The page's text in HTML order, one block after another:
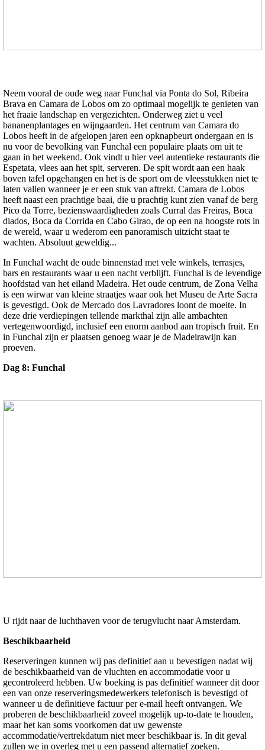
Neem vooral de oude weg naar Funchal via Ponta do Sol, Ribeira
Brava en Camara de Lobos om zo optimaal mogelijk te genieten van
het fraaie landschap en vergezichten. Onderweg ziet u veel
bananenplantages en wijngaarden. Het centrum van Camara do
Lobos heeft in de afgelopen jaren een opknapbeurt ondergaan en is
nu voor de bevolking van Funchal een populaire plaats om uit te
gaan in het weekend. Ook vindt u hier veel autentieke restaurants die
Espetata, vlees aan het spit, serveren. De spit wordt aan een haak
boven tafel opgehangen en het is de sport om de vleesstukken niet te
laten vallen wanneer je er een stuk van aftrekt. Camara de Lobos
heeft naast een prachtige baai, die u prachtig kunt zien vanaf de berg
Pico da Torre, bezienswaardigheden zoals Curral das Freiras, Boca
diados, Boca da Corrida en Cabo Girao, de op een na hoogste rots in
de wereld, waar u wederom een panoramisch uitzicht staat te
wachten. Absoluut geweldig...
In Funchal wacht de oude binnenstad met vele winkels, terrasjes,
bars en restaurants waar u een nacht verblijft. Funchal is de levendige
hoofdstad van het eiland Madeira. Het oude centrum, de Zona Velha
is een wirwar van kleine straatjes waar ook het Museu de Arte Sacra
is gevestigd. Ook de Mercado dos Lavradores loont de moeite. In
deze drie verdiepingen tellende markthal zijn alle ambachten
vertegenwoordigd, inclusief een enorm aanbod aan tropisch fruit. En
in Funchal zijn er plaatsen genoeg waar je de Madeirawijn kan
proeven.
Dag 8: Funchal
U rijdt naar de luchthaven voor de terugvlucht naar Amsterdam.
Beschikbaarheid
Reserveringen kunnen wij pas definitief aan u bevestigen nadat wij
de beschikbaarheid van de vluchten en accommodatie voor u
gecontroleerd hebben. Uw boeking is pas definitief wanneer dit door
een van onze reserveringsmedewerkers telefonisch is bevestigd of
wanneer u de definitieve factuur per e-mail heeft ontvangen. We
proberen de beschikbaarheid zoveel mogelijk up-to-date te houden,
maar het kan soms voorkomen dat uw gewenste
accommodatie/vertrekdatum niet meer beschikbaar is. In dit geval
zullen we in overleg met u een passend alternatief zoeken.